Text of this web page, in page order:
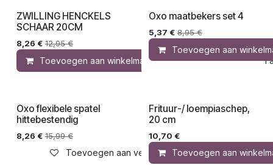
ZWILLING HENCKELS
SCHAAR 20CM
8,26 € 12,95€
Toevoegen aan winkelmandje Toevoegen
Actie!
Oxo maatbekers set 4
5,37 € 8,95€
Toevoegen aan
Oxo flexibele spatel
hittebestendig
8,26 € 15,99€
Toevoegen aan verlanglijst
Frituur-/ loempiaschep,
20 cm
10,70 €
Toevoegen aan